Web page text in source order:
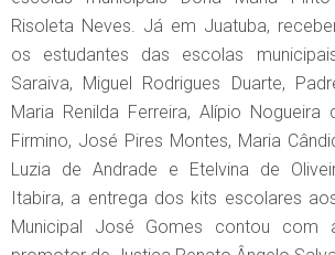
Risoleta Neves. Já em Juatuba,
os estudantes das escolas
Saraiva, Miguel Rodrigues Duarte,
Maria Renilda Ferreira, Alípio Nogueira
Firmino, José Pires Montes, Maria
Luzia de Andrade e Etelvina de
Itabira, a entrega dos kits escolares
Municipal José Gomes contou com